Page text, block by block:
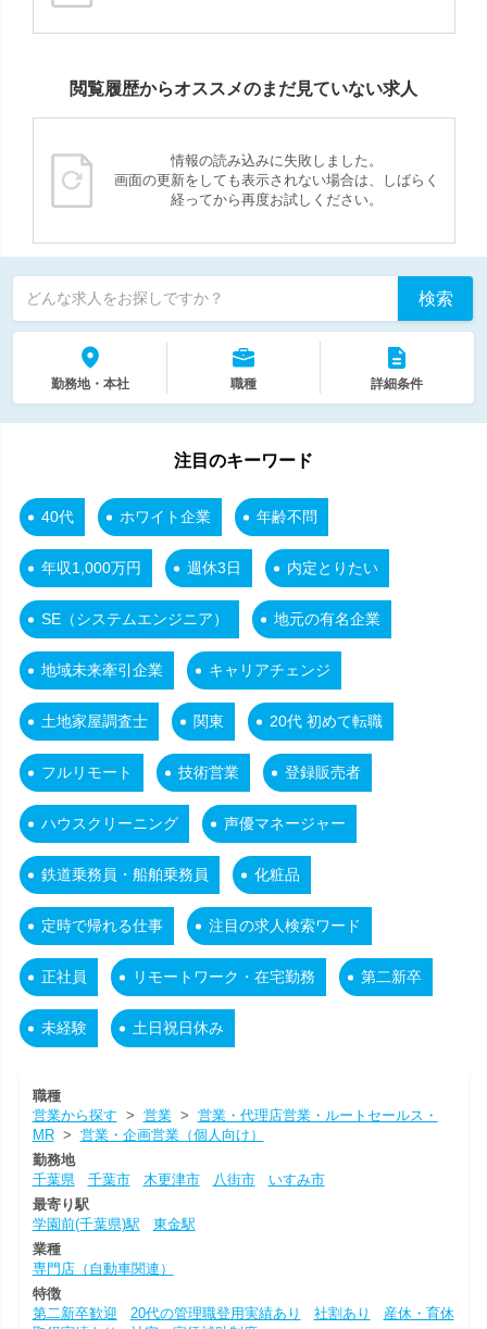
閲覧履歴からオススメのまだ見ていない求人
情報の読み込みに失敗しました。
画面の更新をしても表示されない場合は、しばらく
経ってから再度お試しください。
どんな求人をお探しですか？ 検索
勤務地・本社 職種 詳細条件
注目のキーワード
40代 ホワイト企業 年齢不問
年収1,000万円 週休3日 内定とりたい
SE（システムエンジニア） 地元の有名企業
地域未来牽引企業 キャリアチェンジ
土地家屋調査士 関東 20代 初めて転職
フルリモート 技術営業 登録販売者
ハウスクリーニング 声優マネージャー
鉄道乗務員・船舶乗務員 化粧品
定時で帰れる仕事 注目の求人検索ワード
正社員 リモートワーク・在宅勤務 第二新卒
未経験 土日祝日休み
職種
営業から探す > 営業> 営業・代理店営業・ルートセールス・
MR> 営業・企画営業（個人向け）
勤務地
千葉県
千葉市 木更津市 八街市
いすみ市
最寄り駅
学園前(千葉県)駅
東金駅
業種
専門店（自動車関連）
特徴
第二新卒歓迎
20代の管理職登用実績あり 社割あり
産休・育休